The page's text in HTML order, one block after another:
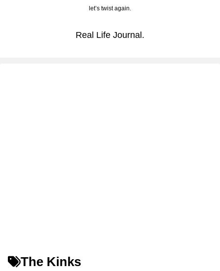
let’s twist again.
Real Life Journal.
The Kinks